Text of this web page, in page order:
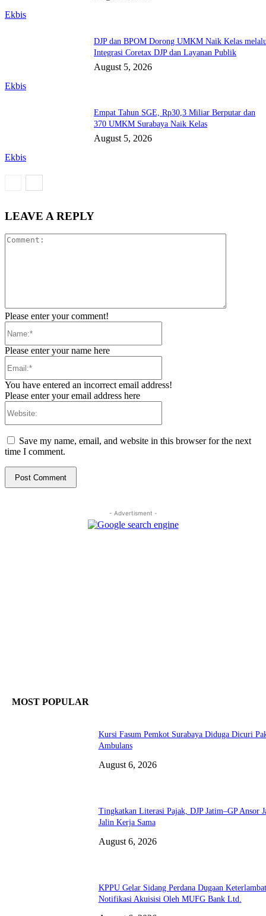
Ekbis
Ekbis
DJP dan BPOM Dorong UMKM Naik Kelas
Integrasi Coretax DJP dan Layanan Publik
August 5, 2026
Ekbis
Empat Tahun SGE, Rp30,3 Miliar Berputar dan
370 UMKM Surabaya Naik Kelas
August 5, 2026
LEAVE A REPLY
Please enter your comment!
Please enter your name here
You have entered an incorrect email address!
Please enter your email address here
Save my name, email, and website in this browser for the next
time I comment.
- Advertisment -
MOST POPULAR
Kursi Fasum Pemkot Surabaya Diduga Dicuri
Ambulans
August 6, 2026
Tingkatkan Literasi Pajak, DJP Jatim–GP Ansor
Jalin Kerja Sama
August 6, 2026
KPPU Gelar Sidang Perdana Dugaan
Notifikasi Akuisisi Oleh MUFG Bank Ltd.